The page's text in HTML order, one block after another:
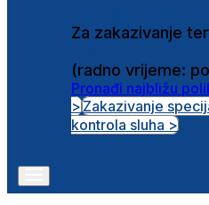
Za zakazivanje
(radno vrijeme:
Pronađi najbližu
>Zakazivanje
kontrola sluha >